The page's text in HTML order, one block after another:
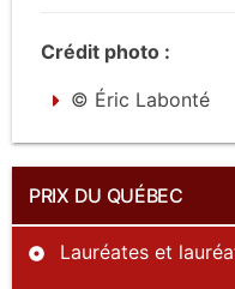
PRIX DU QUÉBEC
Lauréates et
Crédit photo :
© Éric Labonté